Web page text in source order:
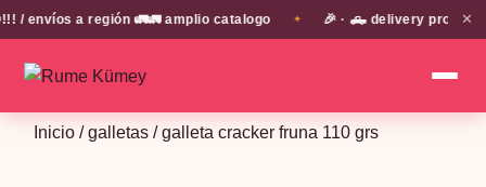
envíos a región 🚛🚛 amplio catalogo 🎉 · 🛻 delivery propio en
✕
Inicio /galletas / galleta cracker fruna 110 grs